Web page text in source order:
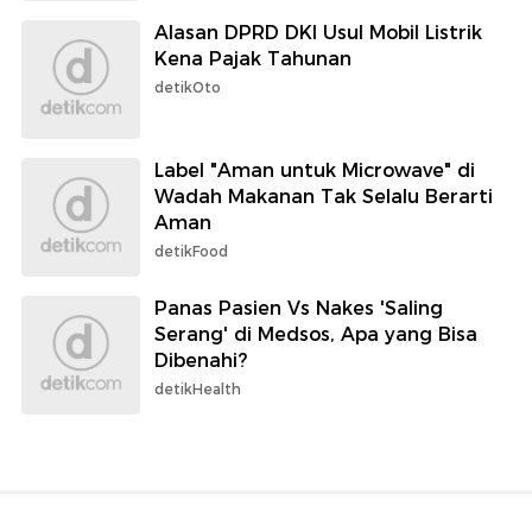
Alasan DPRD DKI Usul Mobil Listrik
Kena Pajak Tahunan
detikOto
Label "Aman untuk Microwave" di
Wadah Makanan Tak Selalu Berarti
Aman
detikFood
Panas Pasien Vs Nakes 'Saling
Serang' di Medsos, Apa yang Bisa
Dibenahi?
detikHealth